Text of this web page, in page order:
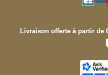
Livraison offerte à partir de